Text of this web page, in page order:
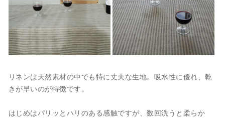
リネンは天然素材の中でも特に丈夫な生地。吸水性に優れ、乾
きが早いのが特徴です。
はじめはパリッとハリのある感触ですが、数回洗うと柔らか